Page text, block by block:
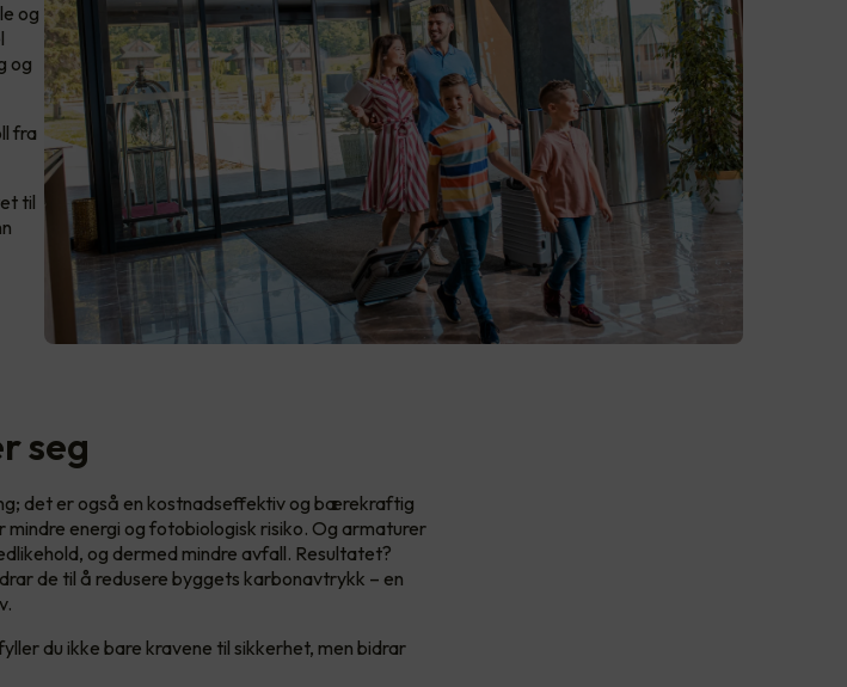
og
og
fra
til
seg
det er også en kostnadseffektiv og bærekraftig
energi og fotobiologisk risiko. Og armaturer
og dermed mindre avfall. Resultatet?
de til å redusere byggets karbonavtrykk – en
du ikke bare kravene til sikkerhet, men bidrar